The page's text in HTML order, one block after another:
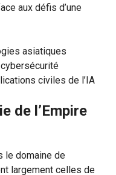
aux défis d’une
asiatiques
civiles de l’IA
de l’Empire
le domaine de
largement celles de